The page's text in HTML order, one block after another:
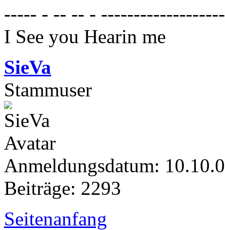
----- - -- -- -
I See you Hearin me
SieVa
Stammuser
Anmeldungsdatum:
Beiträge: 2293
Seitenanfang